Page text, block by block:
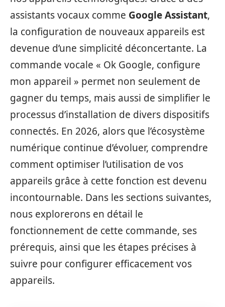
assistants vocaux comme Google Assistant,
la configuration de nouveaux appareils est
devenue d’une simplicité déconcertante. La
commande vocale « Ok Google, configure
mon appareil » permet non seulement de
gagner du temps, mais aussi de simplifier le
processus d’installation de divers dispositifs
connectés. En 2026, alors que l’écosystème
numérique continue d’évoluer, comprendre
comment optimiser l’utilisation de vos
appareils grâce à cette fonction est devenu
incontournable. Dans les sections suivantes,
nous explorerons en détail le
fonctionnement de cette commande, ses
prérequis, ainsi que les étapes précises à
suivre pour configurer efficacement vos
appareils.